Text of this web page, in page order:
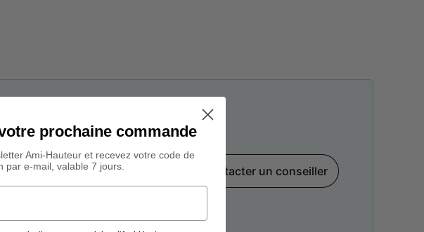
de 9h00 à 17h00
Contacter un conseiller
prochaine commande
Ami-Hauteur et recevez votre code de
par e-mail, valable 7 jours.